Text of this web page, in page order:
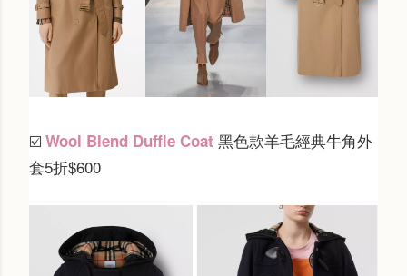
☑️ Wool Blend Duffle Coat 黑色款羊毛經典牛角外
套5折$600